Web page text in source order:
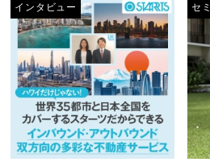
インタビュー セ